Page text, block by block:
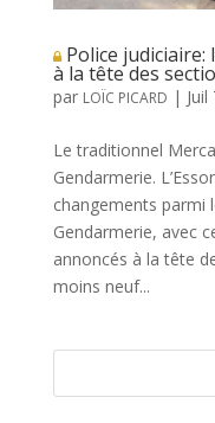
Police judiciaire:
à la tête des
par LOÏC PICARD |
Le traditionnel
Gendarmerie.
changements parmi
Gendarmerie, avec
annoncés à la tête
moins neuf...